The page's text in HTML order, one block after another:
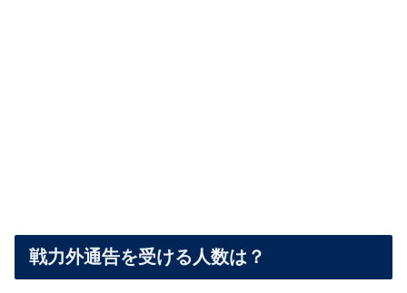
戦力外通告を受ける人数は？